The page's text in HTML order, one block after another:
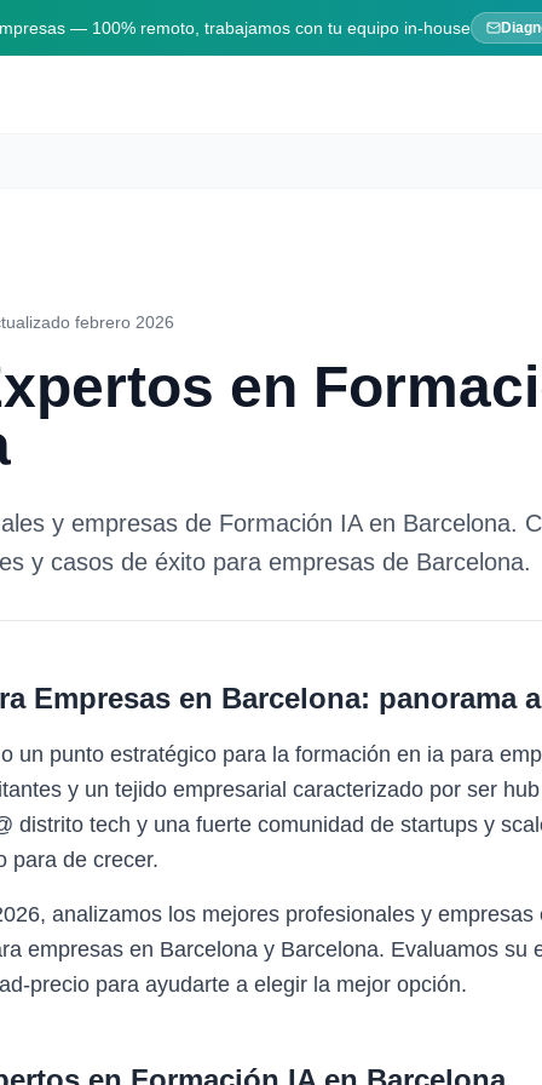
— 100% remoto, trabajamos con tu equipo in-house
febrero 2026
en
y empresas de Formación IAen Barcelona.
y casos de éxito para empresas de Barcelona.
Empresas en Barcelona: panorama
un punto estratégico para la formación en ia para
y un tejido empresarial caracterizado por ser
distrito tech y una fuerte comunidad de startups y
para de crecer.
analizamos los mejores profesionales y empresas
empresas en Barcelona y Barcelona. Evaluamos su
precio para ayudarte a elegir la mejor opción.